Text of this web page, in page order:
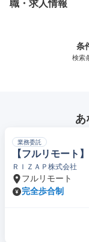
職・求人情報
条
検索
あ
業務委託
【フルリモート
ＲＩＺＡＰ株式会社
フルリモート
完全歩合制